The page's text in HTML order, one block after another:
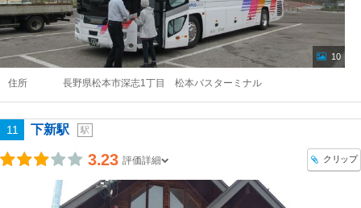
10
住所 長野県松本市深志1丁目 松本バスターミナル
11 下新駅 駅
3.23 評価詳細 クリップ